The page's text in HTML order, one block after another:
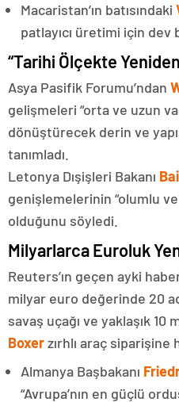
Macaristan’ın batısındaki
patlayıcı üretimi için dev
“Tarihi Ölçekte
Asya Pasifik Forumu’ndan
gelişmeleri “orta ve uzun
dönüştürecek derin ve
tanımladı.
Letonya Dışişleri Bakanı
genişlemelerinin “olumlu
olduğunu söyledi.
Milyarlarca Euroluk
Reuters’ın geçen ayki
milyar euro değerinde 20
savaş uçağı ve yaklaşık
Boxerzırhlı araç siparişine
Almanya Başbakanı
“Avrupa’nın en güçlü